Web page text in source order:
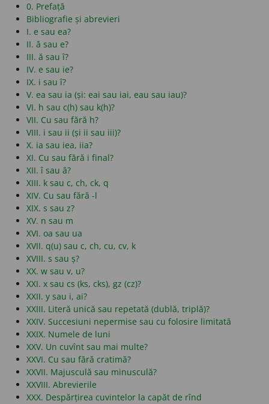
0. Prefață
Bibliografie și abrevieri
I. e sau ea?
II. ă sau e?
III. ă sau î?
IV. e sau ie?
IX. i sau î?
V. ea sau ia (și: eai sau iai, eau sau iau)?
VI. h sau c(h) sau k(h)?
VII. Cu sau fără h?
VIII. i sau ii (și ii sau iii)?
X. ia sau iea, iia?
XI. Cu sau fără i final?
XII. î sau â?
XIII. k sau c, ch, ck, q
XIV. Cu sau fără -l
XIX. s sau z?
XV. n sau m
XVI. oa sau ua
XVII. q(u) sau c, ch, cu, cv, k
XVIII. s sau ș?
XX. w sau v, u?
XXI. x sau cs (ks, cks), gz (cz)?
XXII. y sau i, ai?
XXIII. Literă unică sau repetată (dublă, triplă)?
XXIV. Succesiuni nepermise sau cu folosire limitată
XXIX. Numele de luni
XXV. Un cuvînt sau mai multe?
XXVI. Cu sau fără cratimă?
XXVII. Majusculă sau minusculă?
XXVIII. Abrevierile
XXX. Despărțirea cuvintelor la capăt de rînd